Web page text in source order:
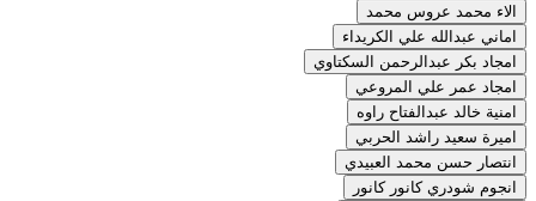
الاء محمد عروس محمد
اماني عبدالله علي الكريداء
امجاد بكر عبدالرحمن السكتاوي
امجاد عمر علي المروعي
امنية خالد عبدالفتاح راوه
اميرة سعيد راشد الحربي
انتصار حسن محمد العبيدي
انجوم شودري كانور كانور